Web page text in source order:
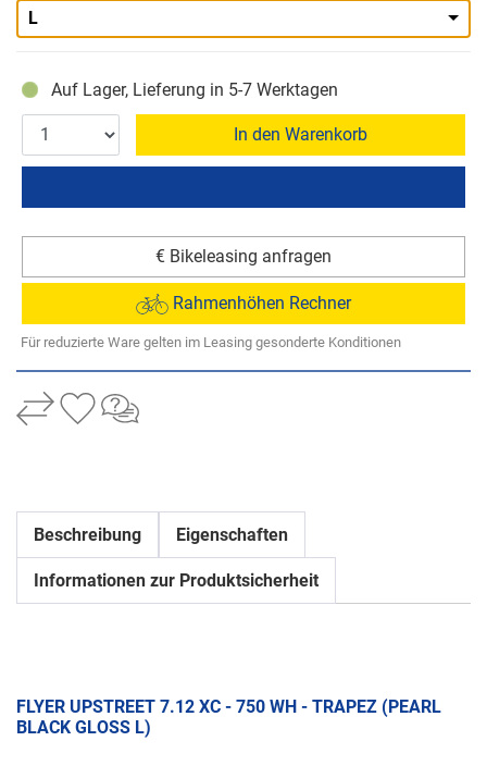
L
Auf Lager, Lieferung in 5-7 Werktagen
In den Warenkorb
€ Bikeleasing anfragen
Rahmenhöhen Rechner
Für reduzierte Ware gelten im Leasing gesonderte Konditionen
Beschreibung Eigenschaften
Informationen zur Produktsicherheit
FLYER UPSTREET 7.12 XC - 750 WH - TRAPEZ (PEARL
BLACK GLOSS L)